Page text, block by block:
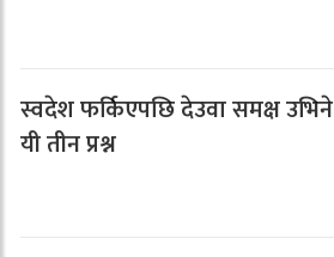
स्वदेश फर्किएपछि देउवा समक्ष उभिने
यी तीन प्रश्न